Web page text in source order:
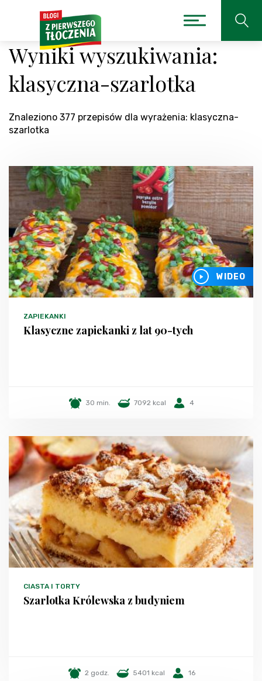
Wyniki wyszukiwania:
klasyczna-szarlotka
Znaleziono 377 przepisów dla wyrażenia: klasyczna-
szarlotka
WIDEO
ZAPIEKANKI
Klasyczne zapiekanki z lat 90-tych
30 min. 7092 kcal 4
CIASTA I TORTY
Szarlotka Królewska z budyniem
2 godz. 5401 kcal 16